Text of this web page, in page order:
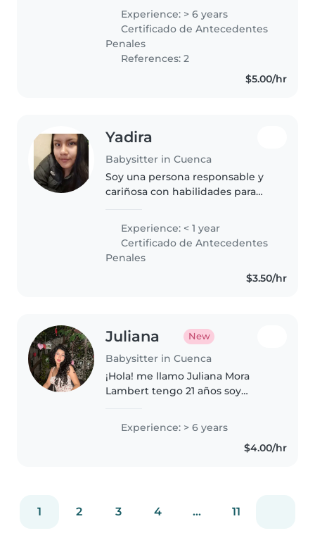
mucha experiencia en
educación. En Venezuela trabajé
18 años en diferentes niveles de
educación,..
Experience: > 6 years
Certificado de Antecedentes
Penales
References: 2
$5.00/hr
Yadira
Babysitter in Cuenca
Soy una persona responsable y
cariñosa con habilidades para
manualidades. Me encanta
trabajar con niños y tengo
experiencia cuidando desde
pequeños hasta escolares...
Experience: < 1 year
Certificado de Antecedentes
Penales
$3.50/hr
Juliana New
Babysitter in Cuenca
¡Hola! me llamo Juliana Mora
Lambert tengo 21 años soy
Infantil, he tenido la oportunidad
de cuidar y compartir con mi
sobrino y la experiencia me..
Experience: > 6 years
$4.00/hr
1 2 3 4 ... 11